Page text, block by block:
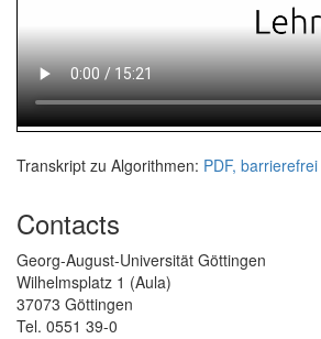
Transkript zu Algorithmen: PDF, barrierefrei
Contacts
Georg-August-Universität Göttingen
Wilhelmsplatz 1 (Aula)
37073 Göttingen
Tel. 0551 39-0